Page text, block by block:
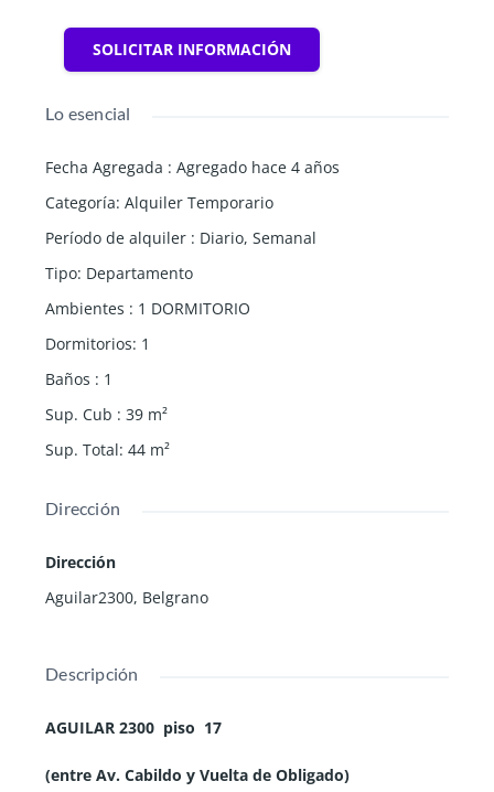
SOLICITAR INFORMACIÓN
Lo esencial
Fecha Agregada : Agregado hace 4 años
Categoría: Alquiler Temporario
Período de alquiler : Diario,Semanal
Tipo: Departamento
Ambientes : 1 DORMITORIO
Dormitorios: 1
Baños : 1
Sup. Cub : 39 m²
Sup. Total: 44 m²
Dirección
Dirección
Aguilar2300, Belgrano
Descripción
AGUILAR 2300 piso 17
(entre Av. Cabildo y Vuelta de Obligado)